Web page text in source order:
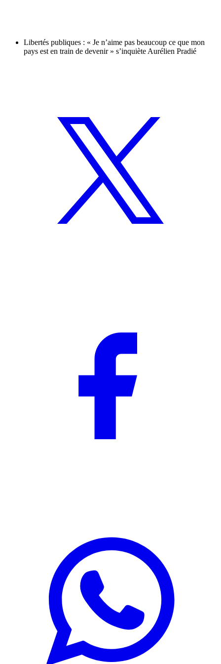
Libertés publiques : « Je n’aime pas beaucoup ce que mon
pays est en train de devenir » s’inquiète Aurélien Pradié